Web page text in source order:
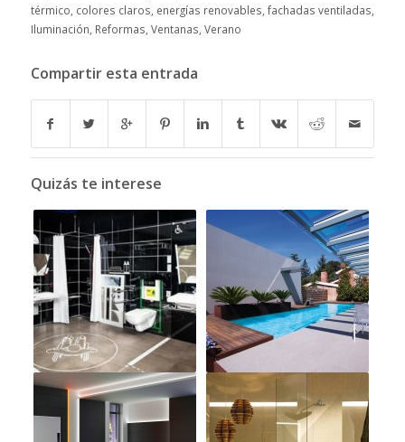
térmico, colores claros, energías renovables, fachadas ventiladas,
Iluminación, Reformas, Ventanas, Verano
Compartir esta entrada
Quizás te interese